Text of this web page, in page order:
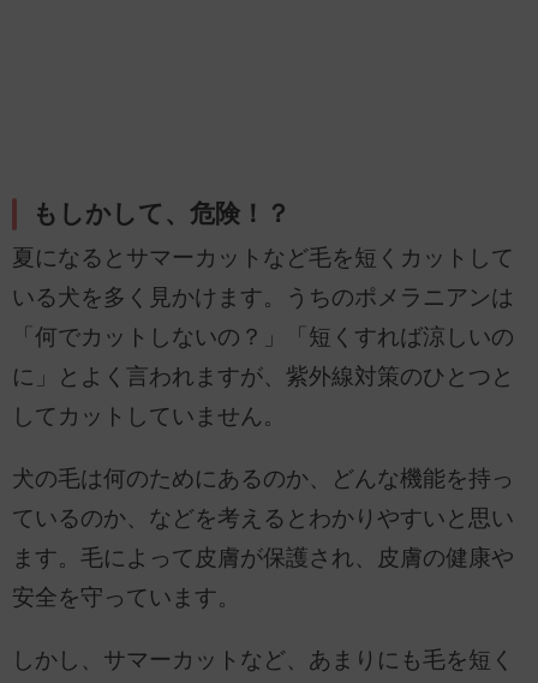
もしかして、危険！？
夏になるとサマーカットなど毛を短くカットして
いる犬を多く見かけます。うちのポメラニアンは
「何でカットしないの？」「短くすれば涼しいの
に」とよく言われますが、紫外線対策のひとつと
してカットしていません。
犬の毛は何のためにあるのか、どんな機能を持っ
ているのか、などを考えるとわかりやすいと思い
ます。毛によって皮膚が保護され、皮膚の健康や
安全を守っています。
しかし、サマーカットなど、あまりにも毛を短く